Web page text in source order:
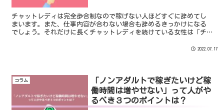
チャットレディは完全歩合制なので稼げない人ほどすぐに辞めてし
まいます。また、仕事内容が合わない場合も辞めるきっかけになる
でしょう。それだけに長くチャットレディを続けている女性は「チ
なチャットレディが天職になっている女性の特徴をまとめてみまし2022.07.17
コラム
「ノンアダルトで稼ぎたいけど稼
働時間は増やせない」って人がや
るべき３つのポイントは？